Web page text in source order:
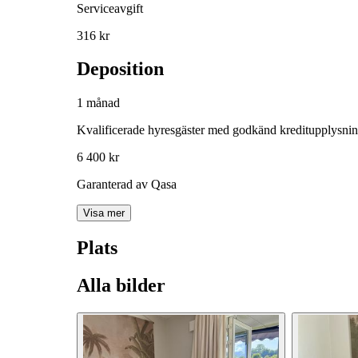
Serviceavgift
316 kr
Deposition
1 månad
Kvalificerade hyresgäster med godkänd
6 400 kr
Garanterad av Qasa
Visa mer
Plats
Alla bilder